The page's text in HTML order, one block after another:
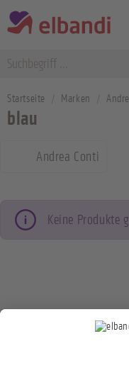
Startseite Marken
blau
Andrea Conti
Keine Produkte